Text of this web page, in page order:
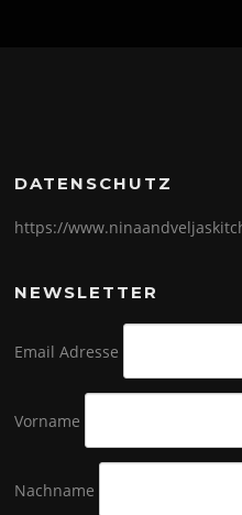
DATENSCHUTZ
https://
NEWSLETTER
Email Adresse
Vorname
Nachname